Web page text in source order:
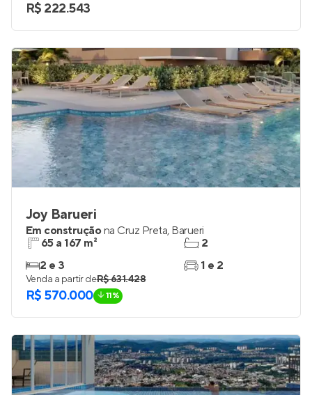
R$ 222.543
Joy Barueri
Em construçãona Cruz Preta, Barueri
65 a 167 m²
2 e 3
2
1 e 2
Venda a partir deR$ 631.428
R$ 570.000 11%